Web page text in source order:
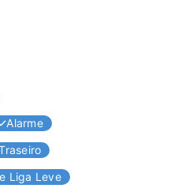
Alarme
Liga Leve